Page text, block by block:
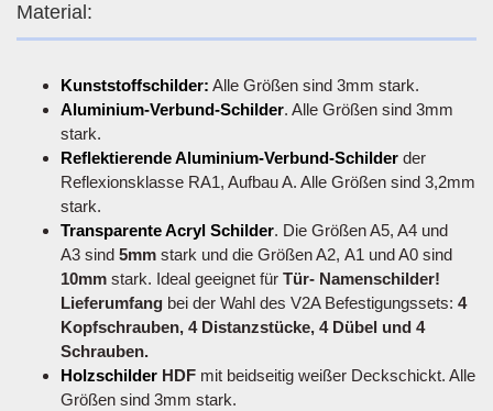
Material:
Kunststoffschilder: Alle Größen sind 3mm stark.
Aluminium-Verbund-Schilder. Alle Größen sind 3mm
stark.
Reflektierende Aluminium-Verbund-Schilder der
Reflexionsklasse RA1, Aufbau A. Alle Größen sind 3,2mm
stark.
Transparente Acryl Schilder. Die Größen A5, A4 und
A3 sind 5mm stark und die Größen A2, A1 und A0 sind
10mm stark. Ideal geeignet für Tür- Namenschilder!
Lieferumfang bei der Wahl des V2A Befestigungssets: 4
Kopfschrauben, 4 Distanzstücke, 4 Dübel und 4
Schrauben.
Holzschilder HDF mit beidseitig weißer Deckschickt. Alle
Größen sind 3mm stark.